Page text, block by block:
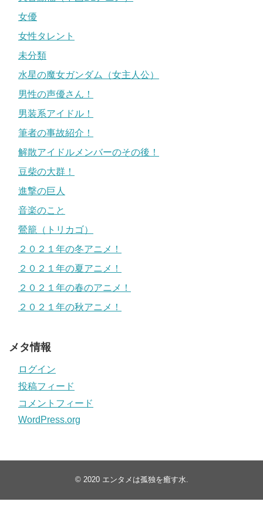
女優
女性タレント
未分類
水星の魔女ガンダム（女主人公）
男性の声優さん！
男装系アイドル！
筆者の事故紹介！
解散アイドルメンバーのその後！
豆柴の大群！
進撃の巨人
音楽のこと
鶯籠（トリカゴ）
２０２１年の冬アニメ！
２０２１年の夏アニメ！
２０２１年の春のアニメ！
２０２１年の秋アニメ！
メタ情報
ログイン
投稿フィード
コメントフィード
WordPress.org
© 2020 エンタメは孤独を癒す水